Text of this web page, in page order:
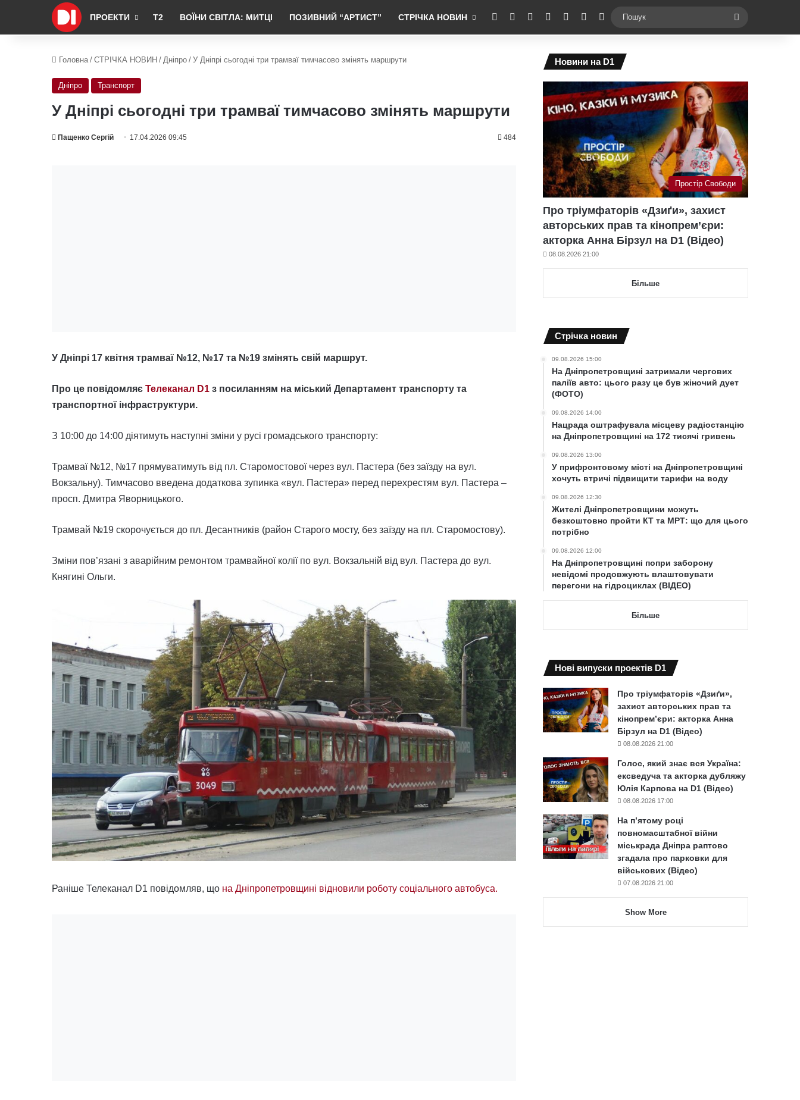
ПРОЕКТИ Т2 ВОЇНИ СВІТЛА: МИТЦІ ПОЗИВНИЙ “АРТИСТ” СТРІЧКА НОВИН RSS Facebook YouTubeInstagramTelegramSwitch skin
Головна / СТРІЧКА НОВИН / Дніпро / У Дніпрі сьогодні три трамваї тимчасово змінять маршрути
Дніпро Транспорт
У Дніпрі сьогодні три трамваї тимчасово змінять маршрути
Пащенко Сергій 17.04.2026 09:45 484
У Дніпрі 17 квітня трамваї №12, №17 та №19 змінять свій маршрут.
Про це повідомляє Телеканал D1 з посиланням на міський Департамент транспорту та
транспортної інфраструктури.
З 10:00 до 14:00 діятимуть наступні зміни у русі громадського транспорту:
Трамваї №12, №17 прямуватимуть від пл. Старомостової через вул. Пастера (без заїзду на вул.
Вокзальну). Тимчасово введена додаткова зупинка «вул. Пастера» перед перехрестям вул. Пастера –
просп. Дмитра Яворницького.
Трамвай №19 скорочується до пл. Десантників (район Старого мосту, без заїзду на пл. Старомостову).
Зміни пов’язані з аварійним ремонтом трамвайної колії по вул. Вокзальній від вул. Пастера до вул.
Княгині Ольги.
Раніше Телеканал D1 повідомляв, що на Дніпропетровщині відновили роботу соціального автобуса.
Новини на D1
Простір Свободи
Про тріумфаторів «Дзиґи», захист
авторських прав та кінопрем’єри:
акторка Анна Бірзул на D1 (Відео)
08.08.2026 21:00
Більше
Cтрічка новин
09.08.2026 15:00
На Дніпропетровщині затримали чергових
паліїв авто: цього разу це був жіночий дует
(ФОТО)
09.08.2026 14:00
Нацрада оштрафувала місцеву радіостанцію
на Дніпропетровщині на 172 тисячі гривень
09.08.2026 13:00
У прифронтовому місті на Дніпропетровщині
хочуть втричі підвищити тарифи на воду
09.08.2026 12:30
Жителі Дніпропетровщини можуть
безкоштовно пройти КТ та МРТ: що для цього
потрібно
09.08.2026 12:00
На Дніпропетровщині попри заборону
невідомі продовжують влаштовувати
перегони на гідроциклах (ВІДЕО)
Більше
Нові випуски проектів D1
Про тріумфаторів «Дзиґи»,
захист авторських прав та
кінопрем’єри: акторка Анна
Бірзул на D1 (Відео)
08.08.2026 21:00
Голос, який знає вся Україна:
ексведуча та акторка дубляжу
Юлія Карпова на D1 (Відео)
08.08.2026 17:00
На п’ятому році
повномасштабної війни
міськрада Дніпра раптово
згадала про парковки для
військових (Відео)
07.08.2026 21:00
Show More